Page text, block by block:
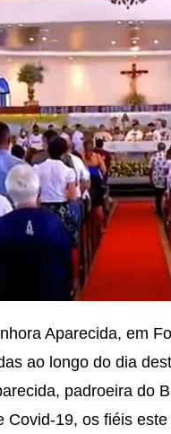
Aparecida, em
ao longo do dia
padroeira do
Covid-19, os fiéis